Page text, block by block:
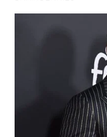
WAHANANEWS